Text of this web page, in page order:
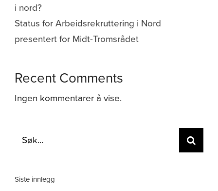
i nord?
Status for Arbeidsrekruttering i Nord
presentert for Midt-Tromsrådet
Recent Comments
Ingen kommentarer å vise.
Søk
Siste innlegg